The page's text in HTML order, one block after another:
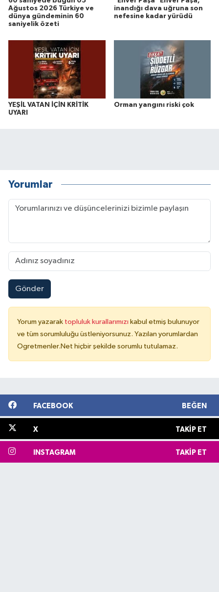
Ağustos 2026 Türkiye ve
dünya gündeminin 60
saniyelik özeti
inandığı dava uğruna son
nefesine kadar yürüdü
YEŞİL VATAN İÇİN KRİTİK
UYARI
Orman yangını riski çok
Yorumlar
Gönder
Yorum yazarak topluluk kurallarımızı kabul etmiş bulunuyor
ve tüm sorumluluğu üstleniyorsunuz. Yazılan yorumlardan
Ogretmenler.Net hiçbir şekilde sorumlu tutulamaz.
FACEBOOK BEĞEN
X TAKIP ET
INSTAGRAM TAKIP ET